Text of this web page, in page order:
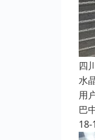
四
水
用
巴
18-